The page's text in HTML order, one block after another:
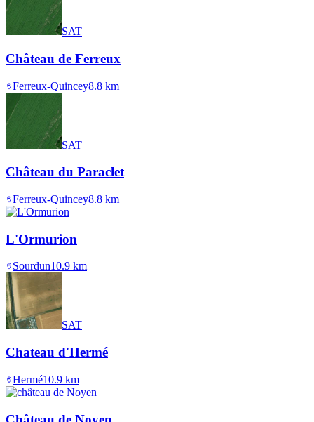
SAT
Château de Ferreux
Ferreux-Quincey8.8 km
SAT
Château du Paraclet
Ferreux-Quincey8.8 km
L'Ormurion
Sourdun10.9 km
SAT
Chateau d'Hermé
Hermé10.9 km